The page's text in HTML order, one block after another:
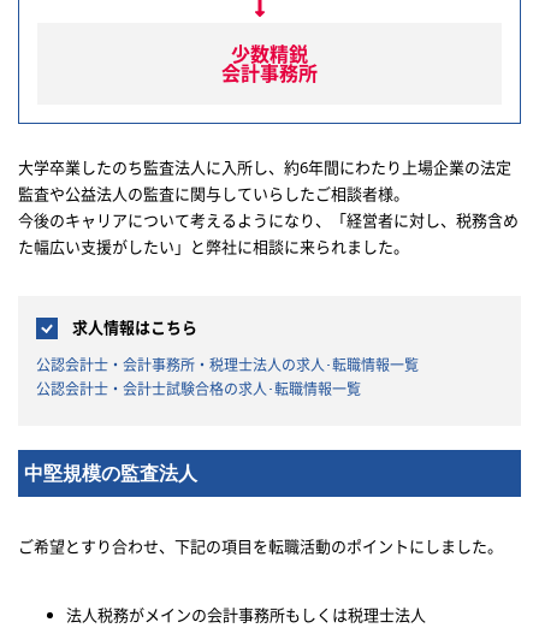
少数精鋭
会計事務所
大学卒業したのち監査法人に入所し、約6年間にわたり上場企業の法定
監査や公益法人の監査に関与していらしたご相談者様。
今後のキャリアについて考えるようになり、「経営者に対し、税務含め
た幅広い支援がしたい」と弊社に相談に来られました。
求人情報はこちら
公認会計士・会計事務所・税理士法人の求人･転職情報一覧
公認会計士・会計士試験合格の求人･転職情報一覧
中堅規模の監査法人
ご希望とすり合わせ、下記の項目を転職活動のポイントにしました。
法人税務がメインの会計事務所もしくは税理士法人